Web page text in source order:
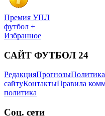
Премия УПЛ
футбол +
Избранное
САЙТ ФУТБОЛ 24
РедакцияПрогнозы
сайтуКонтактыПравила
политика
Соц. сети